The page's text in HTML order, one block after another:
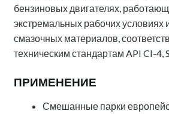
бензиновых двигателях,
экстремальных рабочих условиях
смазочных материалов,
техническим стандартам API CI-4,
ПРИМЕНЕНИЕ
Смешанные парки